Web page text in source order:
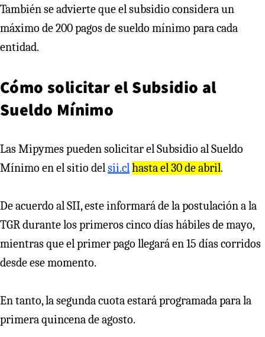
También se advierte que el subsidio considera un
máximo de 200 pagos de sueldo mínimo para cada
entidad.
Cómo solicitar el Subsidio al
Sueldo Mínimo
Las Mipymes pueden solicitar el Subsidio al Sueldo
Mínimo en el sitio delsii.clhasta el 30 de abril.
De acuerdo al SII, este informará de la postulación a la
TGR durante los primeros cinco días hábiles de mayo,
mientras que el primer pago llegará en 15 días corridos
desde ese momento.
En tanto, la segunda cuota estará programada para la
primera quincena de agosto.